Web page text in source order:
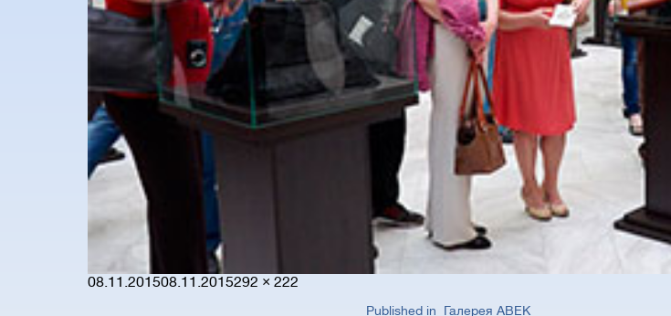
Posted
08.11.201508.11.2015Full
292 × 222
Published in Галерея АВЕК